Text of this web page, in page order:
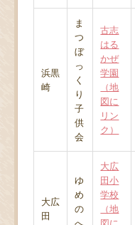
浜黒
崎
ま
つ
ぼ
っ
く
り
子
供
会
古志
はる
かぜ
学園
（地
図に
リン
ク）
大広
田
ゆ
め
の
へ
大広
田小
学校
（地
図に